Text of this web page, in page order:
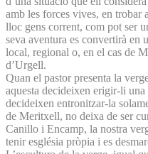
amb les forces vives, en trobar
lloc gens corrent, com pot ser
seva aventura es convertirà en
local, regional o, en el cas de
d’Urgell.
Quan el pastor presenta la
aquesta decideixen erigir-li
decideixen entronitzar-la
de Meritxell, no deixa de ser
Canillo i Encamp, la nostra
tenir església pròpia i es